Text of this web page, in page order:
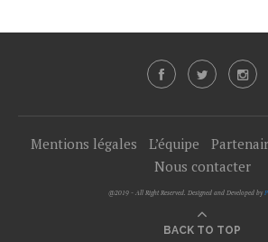
Mentions légales L’équipe
Nous contacter
@2019 - All Right Reserved. Designed and Developed by
BACK TO TOP